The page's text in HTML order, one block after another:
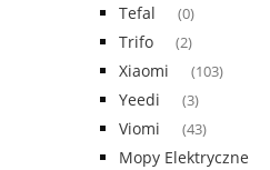
Tefal (0)
Trifo (2)
Xiaomi (103)
Yeedi (3)
Viomi (43)
Mopy Elektryczne